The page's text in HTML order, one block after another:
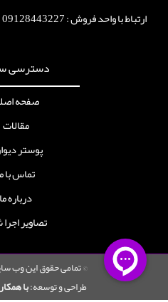
دسترسی
صفحه
مقالات
پوستر
تماس با
درباره ما
تصاویر
ارتباط با واحد فروش :09128443227
© تمامی حقوق این وب
طراحی و توسعه:با